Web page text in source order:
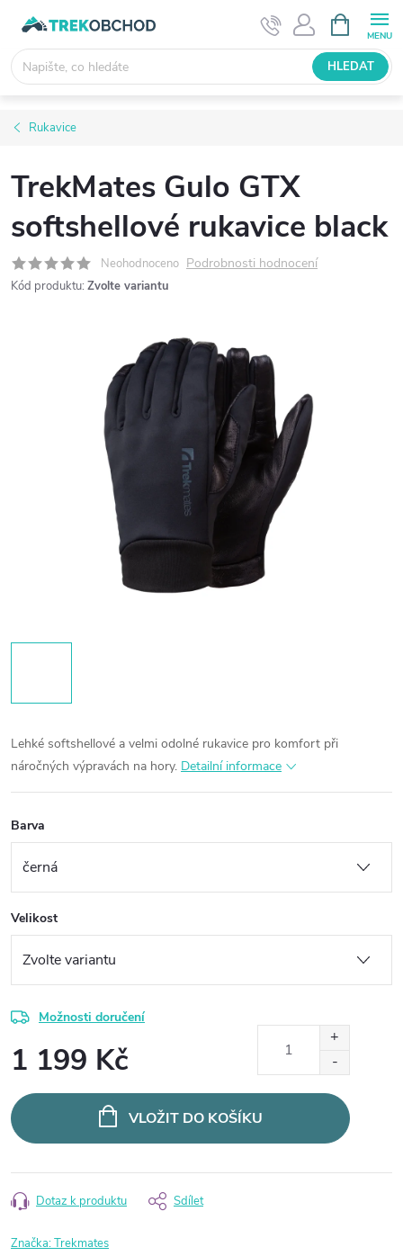
obsah
NÁKUPNÍ
KOŠÍK
HLEDAT
Rukavice
TrekMates Gulo GTX
softshellové rukavice black
Neohodnoceno Podrobnosti hodnocení
Kód produktu: Zvolte variantu
Lehké softshellové a velmi odolné rukavice pro komfort při
náročných výpravách na hory. Detailní informace
Barva
Velikost
Možnosti doručení
1 199 Kč
cena:
VLOŽIT DO KOŠÍKU
Dotaz k produktu Sdílet
Značka:Trekmates